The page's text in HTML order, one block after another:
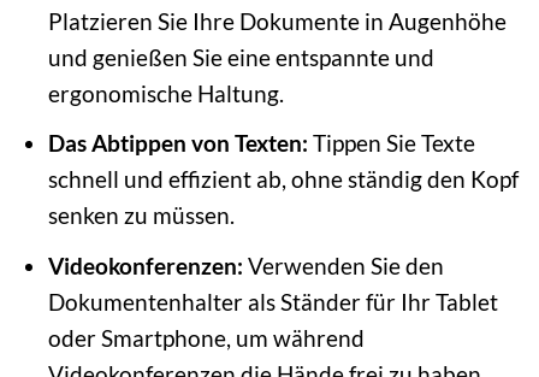
Platzieren Sie Ihre Dokumente in Augenhöhe
und genießen Sie eine entspannte und
ergonomische Haltung.
Das Abtippen von Texten: Tippen Sie Texte
schnell und effizient ab, ohne ständig den Kopf
senken zu müssen.
Videokonferenzen: Verwenden Sie den
Dokumentenhalter als Ständer für Ihr Tablet
oder Smartphone, um während